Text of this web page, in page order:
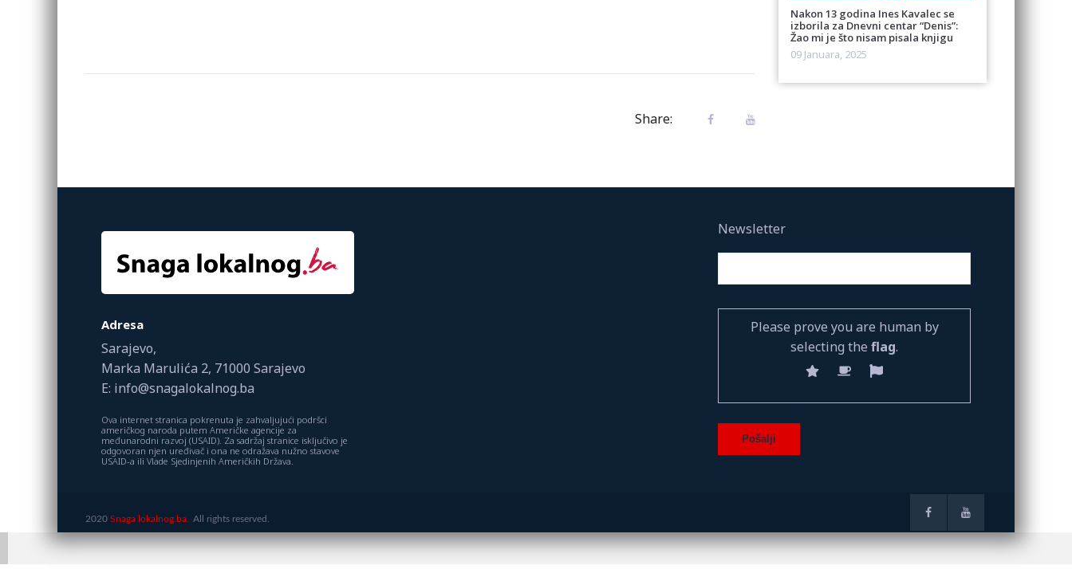
Share:
Nakon 13 godina Ines Kavalec se
izborila za Dnevni centar “Denis”:
Žao mi je što nisam pisala knjigu
09 Januara, 2025
Adresa
Sarajevo,
Marka Marulića 2, 71000 Sarajevo
E: info@snagalokalnog.ba
Ova internet stranica pokrenuta je zahvaljujući podršci
američkog naroda putem Američke agencije za
međunarodni razvoj (USAID). Za sadržaj stranice isključivo je
odgovoran njen uređivač i ona ne odražava nužno stavove
USAID-a ili Vlade Sjedinjenih Američkih Država.
Newsletter
Please prove you are human by
selecting the flag.
2020 Snaga lokalnog.ba. All rights reserved.